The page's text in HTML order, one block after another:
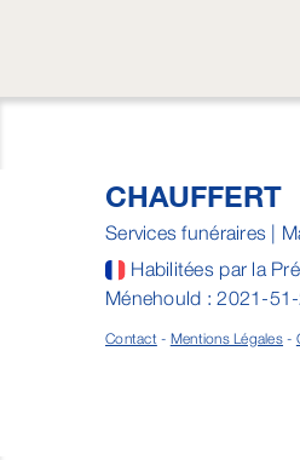
CHAUFFERT
Services funéraires |
Habilitées par la
Ménehould : 2021-
Contact - Mentions Légales -